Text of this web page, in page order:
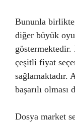
Bununla
diğer büyük
göstermektedir.
çeşitli fiyat
sağlamaktadır.
başarılı olması
Dosya market